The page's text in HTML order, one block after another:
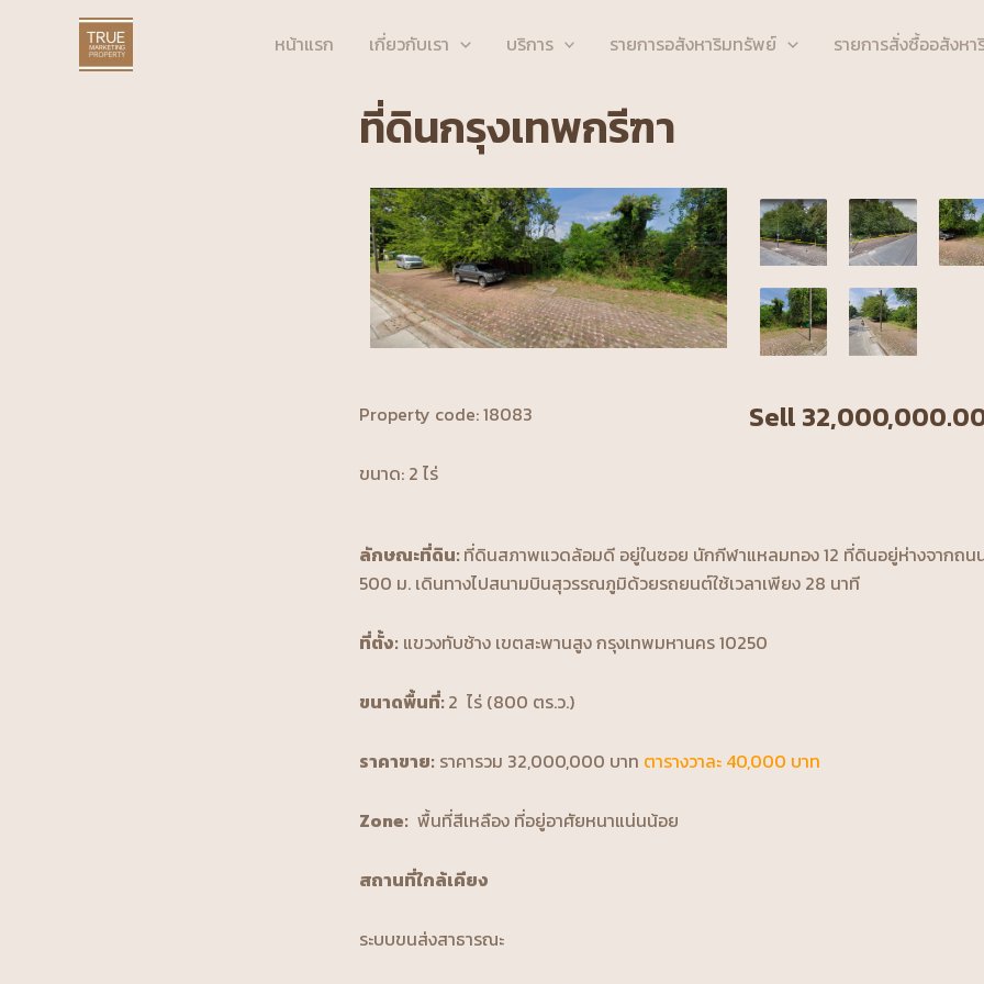
หน้าแรก เกี่ยวกับเรา บริการ รายการอสังหาริมทรัพย์ รายการสั่งซื้ออสังห
ที่ดินกรุงเทพกรีฑา
Property code: 18083
ขนาด: 2 ไร่
Sell
ลักษณะที่ดิน: ที่ดินสภาพแวดล้อมดี อยู่ในซอย นักกีฬาแหลมทอง 12 ที่ดินอยู่ห่างจากถน
500 ม. เดินทางไปสนามบินสุวรรณภูมิด้วยรถยนต์ใช้เวลาเพียง 28 นาที
ที่ตั้ง: แขวงทับช้าง เขตสะพานสูง กรุงเทพมหานคร 10250
ขนาดพื้นที่: 2 ไร่ (800 ตร.ว.)
ราคาขาย: ราคารวม 32,000,000 บาท ตารางวาละ 40,000 บาท
Zone: พื้นที่สีเหลือง ที่อยู่อาศัยหนาแน่นน้อย
สถานที่ใกล้เคียง
ระบบขนส่งสาธารณะ